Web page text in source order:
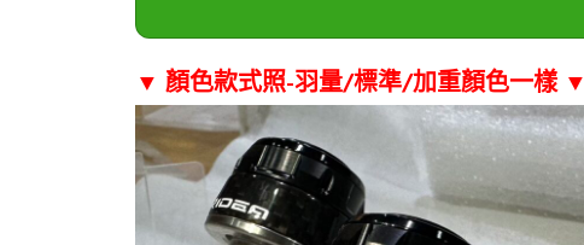
▼ 顏色款式照-羽量/標準/加重顏色一樣 ▼